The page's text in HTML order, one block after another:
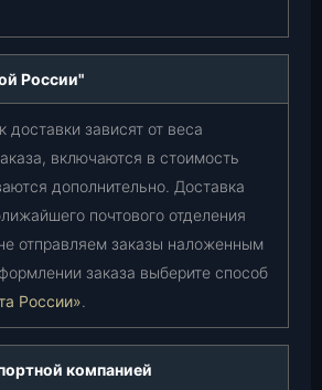
России"
доставки зависят от веса
включаются в стоимость
дополнительно. Доставка
почтового отделения
отправляем заказы наложенным
заказа выберите способ
России».
компанией